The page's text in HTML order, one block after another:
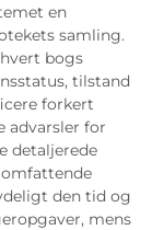
en
samling.
bogs
tilstand
forkert
advarsler for
detaljerede
omfattende
den tid og
mens